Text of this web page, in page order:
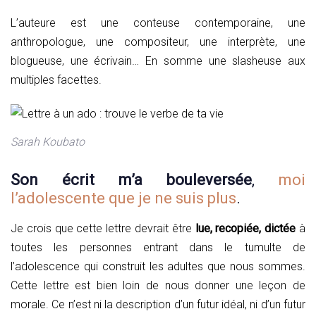
L’auteure est une conteuse contemporaine, une
anthropologue, une compositeur, une interprète, une
blogueuse, une écrivain… En somme une slasheuse aux
multiples facettes.
Sarah Koubato
Son écrit m’a bouleversée, moi
l’adolescente que je ne suis plus.
Je crois que cette lettre devrait être lue, recopiée, dictée à
toutes les personnes entrant dans le tumulte de
l’adolescence qui construit les adultes que nous sommes.
Cette lettre est bien loin de nous donner une leçon de
morale. Ce n’est ni la description d’un futur idéal, ni d’un futur